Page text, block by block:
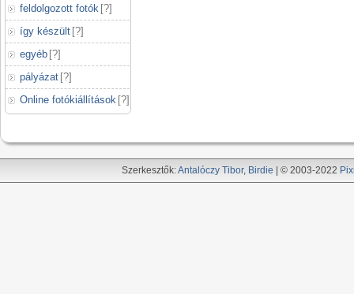
feldolgozott fotók [?]
így készült [?]
egyéb [?]
pályázat [?]
Online fotókiállítások [?]
Szerkesztők:Antalóczy Tibor, Birdie | © 2003-2022